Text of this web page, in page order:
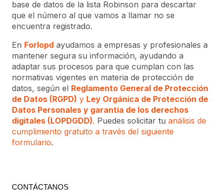
base de datos de la lista Robinson para descartar
que el número al que vamos a llamar no se
encuentra registrado.
En Forlopd ayudamos a empresas y profesionales a
mantener segura su información, ayudando a
adaptar sus procesos para que cumplan con las
normativas vigentes en materia de protección de
datos, según el Reglamento General de Protección
de Datos (RGPD) y Ley Orgánica de Protección de
Datos Personales y garantía de los derechos
digitales (LOPDGDD). Puedes solicitar tu análisis de
cumplimiento gratuito a través del siguiente
formulario.
CONTÁCTANOS